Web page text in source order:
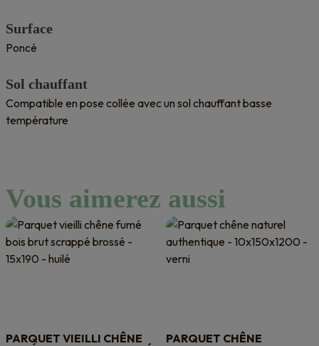
Surface
Poncé
Sol chauffant
Compatible en pose collée avec un sol chauffant basse
température
Vous aimerez aussi
PARQUET VIEILLI CHÊNE
PARQUET CHÊNE